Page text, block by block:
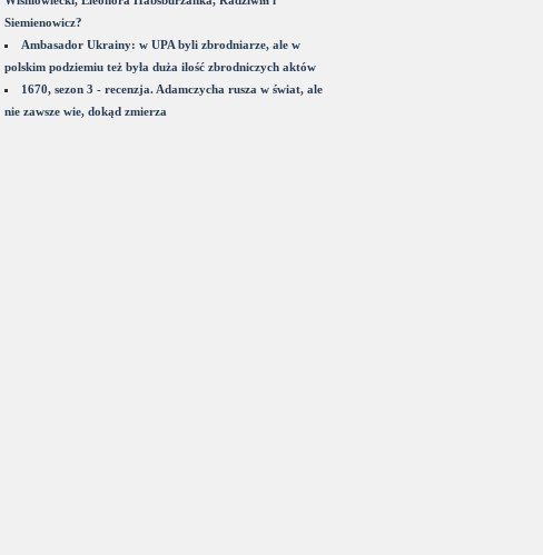
Siemienowicz?
Ambasador Ukrainy: w UPA byli zbrodniarze, ale w
polskim podziemiu też była duża ilość zbrodniczych aktów
1670, sezon 3 - recenzja. Adamczycha rusza w świat, ale
nie zawsze wie, dokąd zmierza